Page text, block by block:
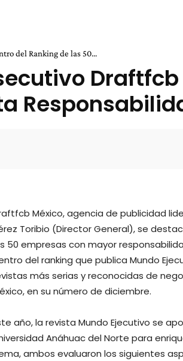
del Ranking de las 50...
México, agencia de publicidad
Toribio (Director General), se
50 empresas con mayor
del ranking que publica Mundo
más serias y reconocidas de
en su número de diciembre.
año, la revista Mundo Ejecutivo se
Anáhuac del Norte para
ambos evaluaron los siguientes